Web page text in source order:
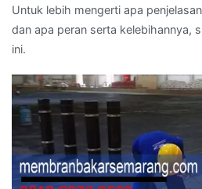
Untuk lebih mengerti apa
dan apa peran serta kelebihannya,
ini.